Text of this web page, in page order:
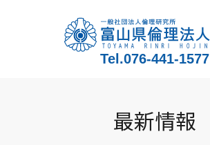
Tel.076-441-1577
最新情報